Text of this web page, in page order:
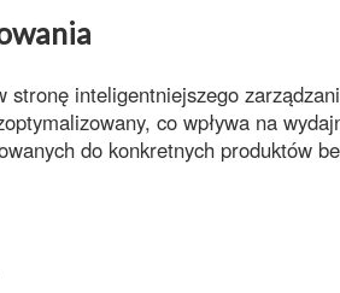
inteligentniejszego
, co wpływa na
do konkretnych produktów